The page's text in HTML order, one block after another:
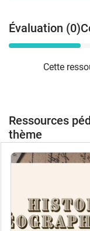
Évaluation (0)
Cette
Ressources
thème